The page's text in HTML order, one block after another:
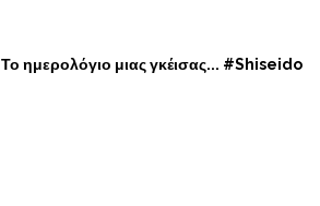
Το ημερολόγιο μιας γκέισας... #Shiseido